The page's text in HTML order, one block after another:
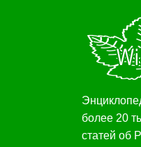
более 20
статей об